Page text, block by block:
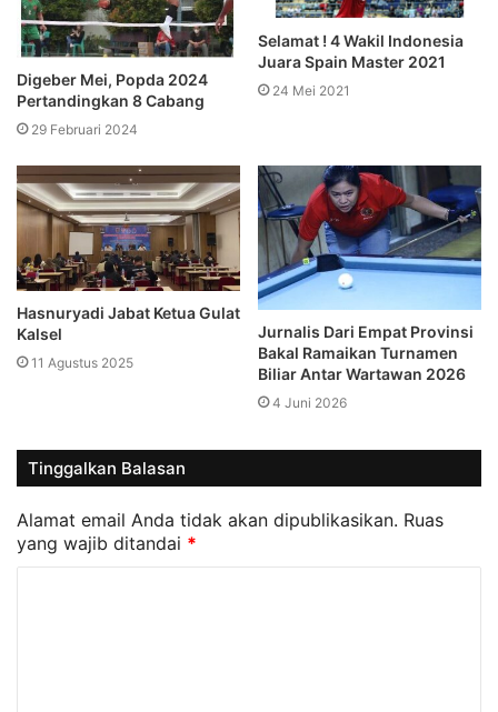
Digeber Mei, Popda 2024
Pertandingkan 8 Cabang
29 Februari 2024
Selamat ! 4 Wakil Indonesia
Juara Spain Master 2021
24 Mei 2021
Hasnuryadi Jabat Ketua Gulat
Kalsel
11 Agustus 2025
Jurnalis Dari Empat Provinsi
Bakal Ramaikan Turnamen
Biliar Antar Wartawan 2026
4 Juni 2026
Tinggalkan Balasan
Alamat email Anda tidak akan dipublikasikan. Ruas
yang wajib ditandai *